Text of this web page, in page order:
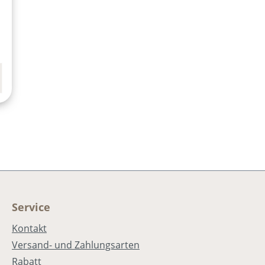
Service
Kontakt
Versand- und Zahlungsarten
Rabatt